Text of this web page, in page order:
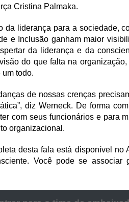
Cristina Palmaka.
da liderança para a sociedade,
e Inclusão ganham maior
da liderança e da
do que falta na
todo.
de nossas crenças
diz Werneck. De forma
com seus funcionários e para
organizacional.
desta fala está disponível
Você pode se